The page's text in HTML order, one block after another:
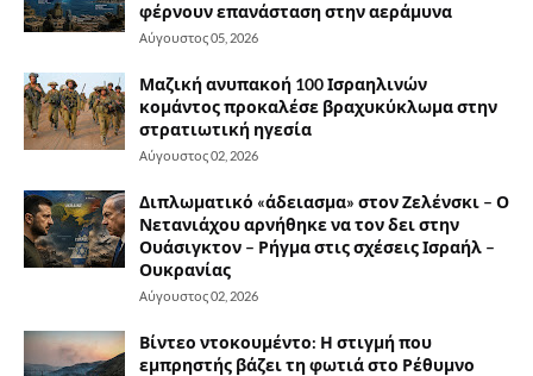
φέρνουν επανάσταση στην αεράμυνα
Αύγουστος 05, 2026
Μαζική ανυπακοή 100 Ισραηλινών
κομάντος προκαλέσε βραχυκύκλωμα στην
στρατιωτική ηγεσία
Αύγουστος 02, 2026
Διπλωματικό «άδειασμα» στον Ζελένσκι – Ο
Νετανιάχου αρνήθηκε να τον δει στην
Ουάσιγκτον – Ρήγμα στις σχέσεις Ισραήλ –
Ουκρανίας
Αύγουστος 02, 2026
Βίντεο ντοκουμέντο: Η στιγμή που
εμπρηστής βάζει τη φωτιά στο Ρέθυμνο